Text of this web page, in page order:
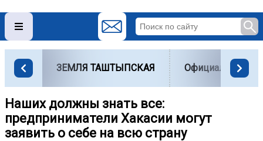
ЗЕМЛЯ ТАШТЫПСКАЯ Официально
Наших должны знать все:
предприниматели Хакасии могут
заявить о себе на всю страну